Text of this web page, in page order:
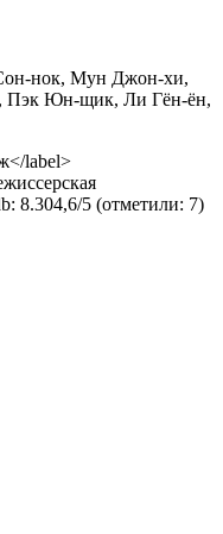
нок, Мун Джон-хи,
Юн-щик, Ли Гён-ён,
label>
8.304,6/5 (отметили: 7)